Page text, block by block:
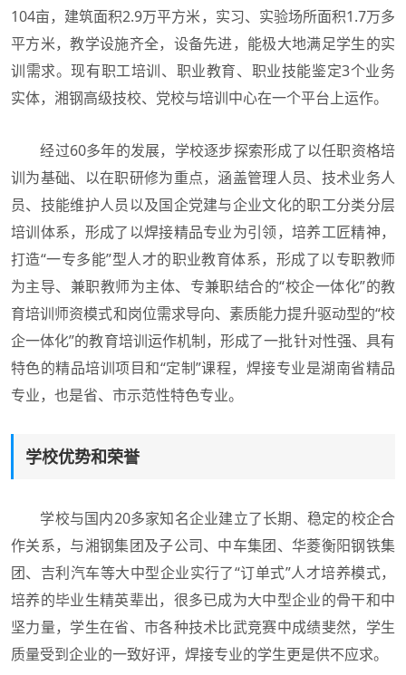
104亩，建筑面积2.9万平方米，实习、实验场所面积1.7万多
平方米，教学设施齐全，设备先进，能极大地满足学生的实
训需求。现有职工培训、职业教育、职业技能鉴定3个业务
实体，湘钢高级技校、党校与培训中心在一个平台上运作。
经过60多年的发展，学校逐步探索形成了以任职资格培
训为基础、以在职研修为重点，涵盖管理人员、技术业务人
员、技能维护人员以及国企党建与企业文化的职工分类分层
培训体系，形成了以焊接精品专业为引领，培养工匠精神，
打造“一专多能”型人才的职业教育体系，形成了以专职教师
为主导、兼职教师为主体、专兼职结合的“校企一体化”的教
育培训师资模式和岗位需求导向、素质能力提升驱动型的“校
企一体化”的教育培训运作机制，形成了一批针对性强、具有
特色的精品培训项目和“定制”课程，焊接专业是湖南省精品
专业，也是省、市示范性特色专业。
学校优势和荣誉
学校与国内20多家知名企业建立了长期、稳定的校企合
作关系，与湘钢集团及子公司、中车集团、华菱衡阳钢铁集
团、吉利汽车等大中型企业实行了“订单式”人才培养模式，
培养的毕业生精英辈出，很多已成为大中型企业的骨干和中
坚力量，学生在省、市各种技术比武竞赛中成绩斐然，学生
质量受到企业的一致好评，焊接专业的学生更是供不应求。